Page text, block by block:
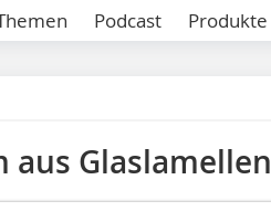
Podcast Produkte
aus Glaslamellen